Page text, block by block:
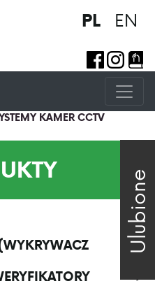
Ulubione
PL EN
KAMER CCTV
>
>
>